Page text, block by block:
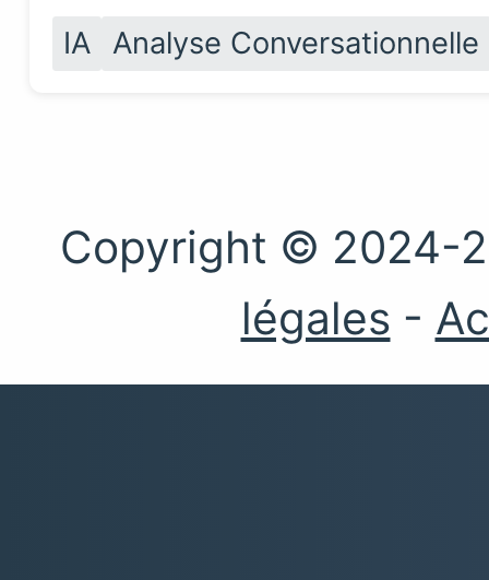
IA Analyse Conversationnelle
Copyright © 2024-
légales -